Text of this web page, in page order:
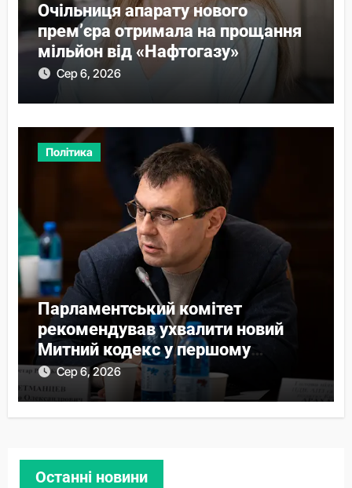
Очільниця апарату нового
прем’єра отримала на прощання
мільйон від «Нафтогазу»
Сер 6, 2026
Політика
Парламентський комітет
рекомендував ухвалити новий
Митний кодекс у першому
читанні
Сер 6, 2026
Останні новини